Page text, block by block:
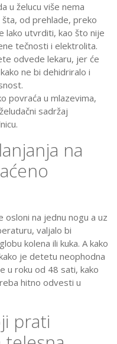
u želucu više nema
od prehlade, preko
lako utvrditi, kao što nije
tečnosti i elektrolita.
odvede lekaru, jer će
ne bi dehidriralo i
povraća u mlazevima,
sadržaj
na
na jednu nogu a uz
valjalo bi
kolena ili kuka. A kako
je detetu neophodna
u roku od 48 sati, kako
hitno odvesti u
prati